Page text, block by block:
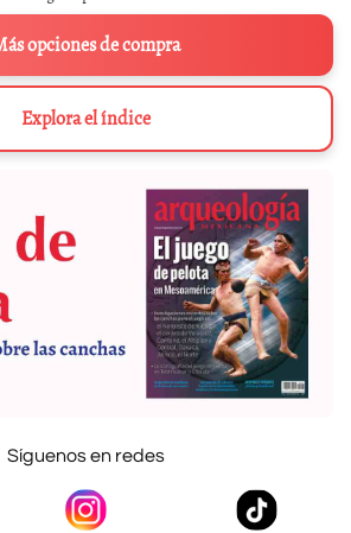
opciones de compra
Explora el índice
Síguenos en redes